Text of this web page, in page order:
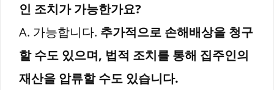
인 조치가 가능한가요?
A. 가능합니다. 추가적으로 손해배상을 청구
할 수도 있으며, 법적 조치를 통해 집주인의
재산을 압류할 수도 있습니다.